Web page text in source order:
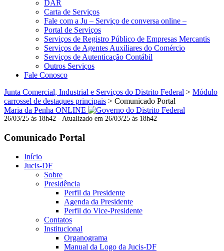
DAR
Carta de Serviços
Fale com a Ju – Serviço de conversa online –
Portal de Serviços
Serviços de Registro Público de Empresas Mercantis
Serviços de Agentes Auxiliares do Comércio
Serviços de Autenticação Contábil
Outros Serviços
Fale Conosco
Junta Comercial, Industrial e Serviços do Distrito Federal > Módulo
carrossel de destaques principais > Comunicado Portal
Maria da Penha ONLINE
26/03/25 às 18h42 - Atualizado em 26/03/25 às 18h42
Comunicado Portal
Início
Jucis-DF
Sobre
Presidência
Perfil da Presidente
Agenda da Presidente
Perfil do Vice-Presidente
Contatos
Institucional
Organograma
Manual da Logo da Jucis-DF